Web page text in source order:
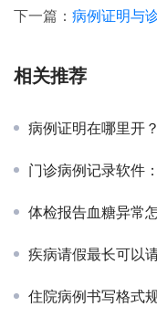
下一篇： 病例证明与
相关推荐
病例证明在哪里开
门诊病例记录软件
体检报告血糖异常
疾病请假最长可以
住院病例书写格式